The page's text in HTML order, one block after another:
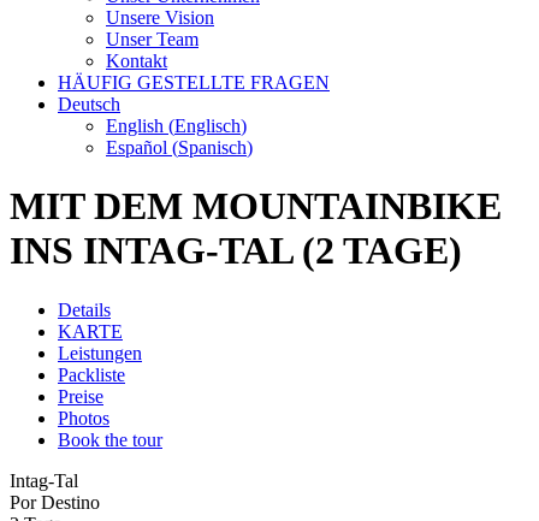
Unsere Vision
Unser Team
Kontakt
HÄUFIG GESTELLTE FRAGEN
Deutsch
English (Englisch)
Español (Spanisch)
MIT DEM MOUNTAINBIKE
INS INTAG-TAL (2 TAGE)
Details
KARTE
Leistungen
Packliste
Preise
Photos
Book the tour
Intag-Tal
Por Destino